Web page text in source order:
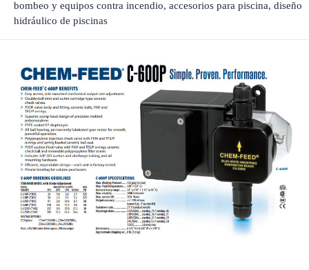
bombeo y equipos contra incendio, accesorios para piscina, diseño
hidráulico de piscinas